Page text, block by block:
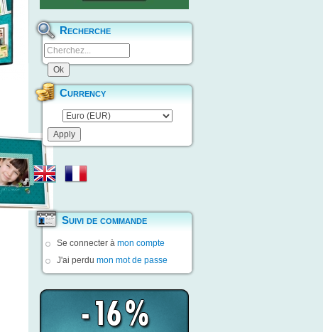
Recherche
Currency
Suivi de commande
Se connecter à mon compte
J'ai perdu mon mot de passe